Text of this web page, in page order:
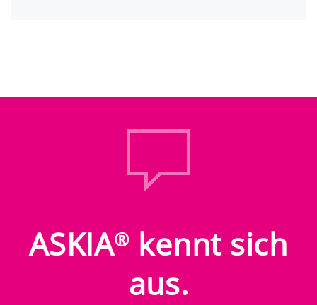
ASKIA® kennt sich
aus.